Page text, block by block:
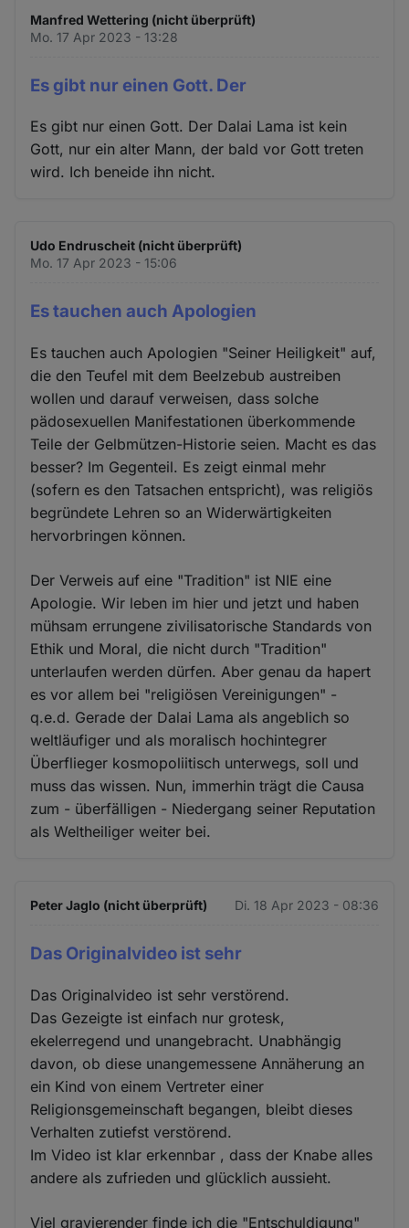
Manfred Wettering (nicht überprüft)
Mo. 17 Apr 2023 - 13:28
Es gibt nur einen Gott. Der
Es gibt nur einen Gott. Der Dalai Lama ist kein
Gott, nur ein alter Mann, der bald vor Gott treten
wird. Ich beneide ihn nicht.
Udo Endruscheit (nicht überprüft)
Mo. 17 Apr 2023 - 15:06
Es tauchen auch Apologien
Es tauchen auch Apologien "Seiner Heiligkeit" auf,
die den Teufel mit dem Beelzebub austreiben
wollen und darauf verweisen, dass solche
pädosexuellen Manifestationen überkommende
Teile der Gelbmützen-Historie seien. Macht es das
besser? Im Gegenteil. Es zeigt einmal mehr
(sofern es den Tatsachen entspricht), was religiös
begründete Lehren so an Widerwärtigkeiten
hervorbringen können.
Der Verweis auf eine "Tradition" ist NIE eine
Apologie. Wir leben im hier und jetzt und haben
mühsam errungene zivilisatorische Standards von
Ethik und Moral, die nicht durch "Tradition"
unterlaufen werden dürfen. Aber genau da hapert
es vor allem bei "religiösen Vereinigungen" -
q.e.d. Gerade der Dalai Lama als angeblich so
weltläufiger und als moralisch hochintegrer
Überflieger kosmopoliitisch unterwegs, soll und
muss das wissen. Nun, immerhin trägt die Causa
zum - überfälligen - Niedergang seiner Reputation
als Weltheiliger weiter bei.
Peter Jaglo (nicht überprüft) Di. 18 Apr 2023 - 08:36
Das Originalvideo ist sehr
Das Originalvideo ist sehr verstörend.
Das Gezeigte ist einfach nur grotesk,
ekelerregend und unangebracht. Unabhängig
davon, ob diese unangemessene Annäherung an
ein Kind von einem Vertreter einer
Religionsgemeinschaft begangen, bleibt dieses
Verhalten zutiefst verstörend.
Im Video ist klar erkennbar , dass der Knabe alles
andere als zufrieden und glücklich aussieht.
Viel gravierender finde ich die "Entschuldigung"